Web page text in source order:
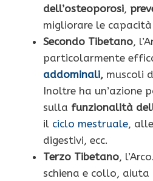
dell’osteoporosi,
migliorare le
Secondo Tibetano,
particolarmente
addominali, muscoli
Inoltre ha un’azione
sulla funzionalità
il ciclo mestruale,
digestivi, ecc.
Terzo Tibetano,
schiena e collo, aiuta